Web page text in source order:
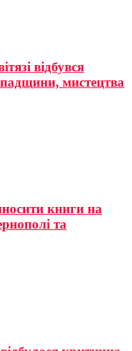
відбувся
мистецтва
книги на
та